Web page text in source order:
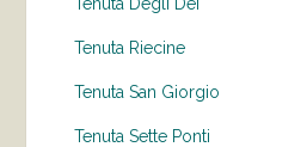
Tenuta Riecine
Tenuta San Giorgio
Tenuta Sette Ponti